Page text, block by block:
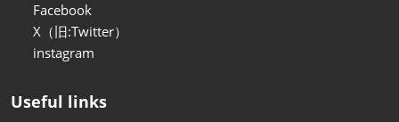
Facebook
X（旧:Twitter）
instagram
Useful links